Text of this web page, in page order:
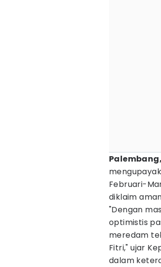
Februari-
diklaim
"Dengan
optimistis
meredam
Fitri," ujar
dalam